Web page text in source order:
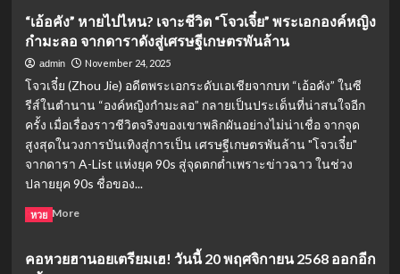
เกาะสมุย
(เริ่ม
29
2025)
อาลัย!
อี
ซุน
เสีย
ชีวิต
อย่าง
สงบ
ใน
วัย
ปี
นัก
“เอ้อคัง” หายไปไหน? เจาะชีวิต “โจวเจี๋ย” พระเอกองค์หญิง
กำมะลอ จากดาราดังสู่เศรษฐีเกษตรพันล้าน
admin November 24, 2025
โจวเจี๋ย (Zhou Jie) อดีตพระเอกระดับเอเชียจากบท “เอ้อคัง” ในซี
รีส์ในตำนาน “องค์หญิงกำมะลอ” กลายเป็นประเด็นที่น่าสนใจอีก
ครั้ง เมื่อเรื่องราวชีวิตจริงของเขาพลิกผันอย่างไม่น่าเชื่อ จากจุด
สูงสุดในวงการบันเทิงสู่การเป็น เศรษฐีเกษตรพันล้าน "โจวเจี๋ย"
จากดารา A-List แห่งยุค 90s สู่จุดตกต่ำเพราะข่าวฉาว ในช่วง
ปลายยุค 90s ชื่อของ...
Read MoreRead
“เอ้อ
หวย
คอหวยฮานอยเตรียมเฮ! วันนี้ 20 พฤศจิกายน 2568 ออกอีก